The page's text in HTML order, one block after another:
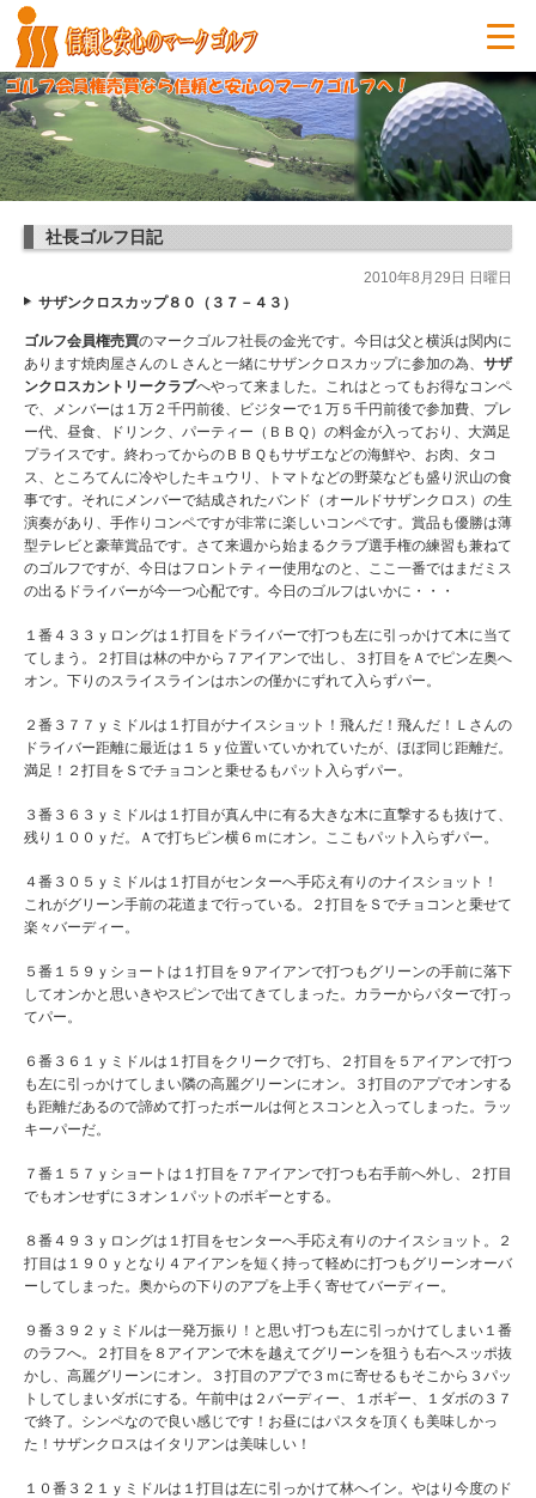
社長ゴルフ日記
2010年8月29日 日曜日
サザンクロスカップ８０（３７－４３）
ゴルフ会員権売買のマークゴルフ社長の金光です。今日は父と横浜は関内に
あります焼肉屋さんのＬさんと一緒にサザンクロスカップに参加の為、 サザ
ンクロスカントリークラブへやって来ました。これはとってもお得なコンペ
で、メンバーは１万２千円前後、ビジターで１万５千円前後で参加費、プレ
ー代、昼食、ドリンク、パーティー（ＢＢＱ）の料金が入っており、大満足
プライスです。終わってからのＢＢＱもサザエなどの海鮮や、お肉、タコ
ス、ところてんに冷やしたキュウリ、トマトなどの野菜なども盛り沢山の食
事です。それにメンバーで結成されたバンド（オールドサザンクロス）の生
演奏があり、手作りコンペですが非常に楽しいコンペです。賞品も優勝は薄
型テレビと豪華賞品です。さて来週から始まるクラブ選手権の練習も兼ねて
のゴルフですが、今日はフロントティー使用なのと、ここ一番ではまだミス
の出るドライバーが今一つ心配です。今日のゴルフはいかに・・・
１番４３３ｙロングは１打目をドライバーで打つも左に引っかけて木に当て
てしまう。２打目は林の中から７アイアンで出し、３打目をＡでピン左奥へ
オン。下りのスライスラインはホンの僅かにずれて入らずパー。
２番３７７ｙミドルは１打目がナイスショット！飛んだ！飛んだ！Ｌさんの
ドライバー距離に最近は１５ｙ位置いていかれていたが、ほぼ同じ距離だ。
満足！２打目をＳでチョコンと乗せるもパット入らずパー。
３番３６３ｙミドルは１打目が真ん中に有る大きな木に直撃するも抜けて、
残り１００ｙだ。Ａで打ちピン横６ｍにオン。ここもパット入らずパー。
４番３０５ｙミドルは１打目がセンターへ手応え有りのナイスショット！
これがグリーン手前の花道まで行っている。２打目をＳでチョコンと乗せて
楽々バーディー。
５番１５９ｙショートは１打目を９アイアンで打つもグリーンの手前に落下
してオンかと思いきやスピンで出てきてしまった。カラーからパターで打っ
てパー。
６番３６１ｙミドルは１打目をクリークで打ち、２打目を５アイアンで打つ
も左に引っかけてしまい隣の高麗グリーンにオン。３打目のアプでオンする
も距離だあるので諦めて打ったボールは何とスコンと入ってしまった。ラッ
キーパーだ。
７番１５７ｙショートは１打目を７アイアンで打つも右手前へ外し、２打目
でもオンせずに３オン１パットのボギーとする。
８番４９３ｙロングは１打目をセンターへ手応え有りのナイスショット。２
打目は１９０ｙとなり４アイアンを短く持って軽めに打つもグリーンオーバ
ーしてしまった。奥からの下りのアプを上手く寄せてバーディー。
９番３９２ｙミドルは一発万振り！と思い打つも左に引っかけてしまい１番
のラフへ。２打目を８アイアンで木を越えてグリーンを狙うも右へスッポ抜
かし、高麗グリーンにオン。３打目のアプで３ｍに寄せるもそこから３パッ
トしてしまいダボにする。午前中は２バーディー、１ボギー、１ダボの３７
で終了。シンペなので良い感じです！お昼にはパスタを頂くも美味しかっ
た！サザンクロスはイタリアンは美味しい！
１０番３２１ｙミドルは１打目は左に引っかけて林へイン。やはり今度のド